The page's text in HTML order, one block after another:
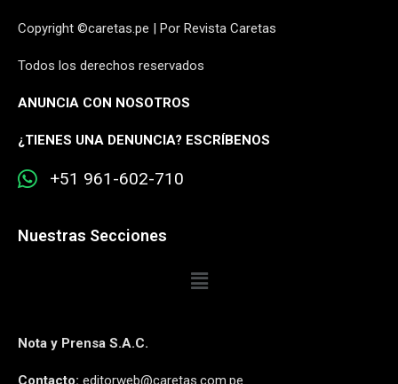
Copyright ©caretas.pe | Por Revista Caretas
Todos los derechos reservados
ANUNCIA CON NOSOTROS
¿TIENES UNA DENUNCIA? ESCRÍBENOS
+51 961-602-710
Nuestras Secciones
Nota y Prensa S.A.C.
Contacto: editorweb@caretas.com.pe